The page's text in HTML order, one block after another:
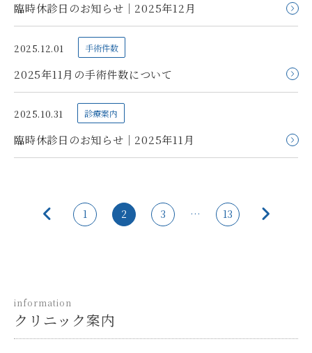
臨時休診日のお知らせ｜2025年12月
2025.12.01 手術件数
2025年11月の手術件数について
2025.10.31 診療案内
臨時休診日のお知らせ｜2025年11月
1 2 3 … 13
information
クリニック案内